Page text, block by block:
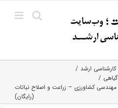
ارشد
دانلود سوالات و کلید کنکور ارشد ۸۶ مهندسی کشاورزی – زراعت و اصلاح نباتات
(رایگان)